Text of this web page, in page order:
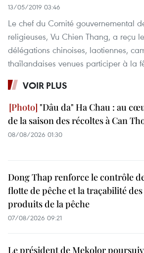
13/05/2019 03:46
Le chef du Comité gouvernemental
religieuses, Vu Chien Thang, a reçu
délégations chinoises, laotiennes,
thaïlandaises venues participer à la
VOIR PLUS
"Dâu da" Ha Chau : au
de la saison des récoltes à Can
08/08/2026 01:30
Dong Thap renforce le contrôle
flotte de pêche et la traçabilité des
produits de la pêche
07/08/2026 09:21
Le président de Mekolor